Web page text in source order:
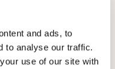
and ads, to
to analyse our traffic.
use of our site with